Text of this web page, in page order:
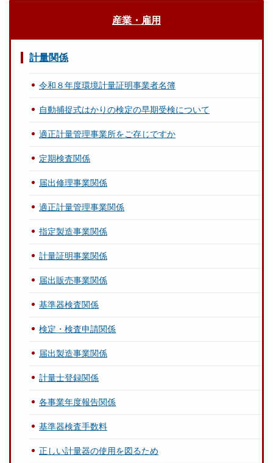
産業・雇用
計量関係
令和８年度環境計量証明事業者名簿
自動捕捉式はかりの検定の早期受検について
適正計量管理事業所をご存じですか
定期検査関係
届出修理事業関係
適正計量管理事業関係
指定製造事業関係
計量証明事業関係
届出販売事業関係
基準器検査関係
検定・検査申請関係
届出製造事業関係
計量士登録関係
各事業年度報告関係
基準器検査手数料
正しい計量器の使用を図るため